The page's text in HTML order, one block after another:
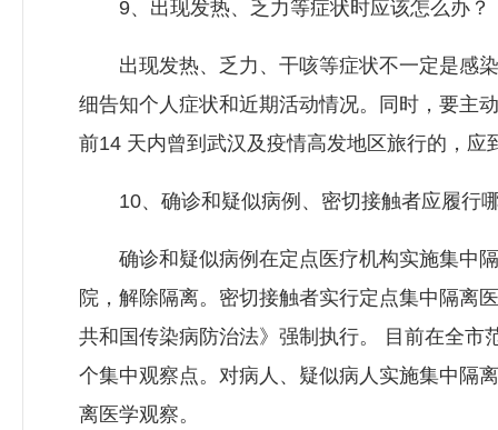
9、出现发热、乏力等症状时应该怎么办？
出现发热、乏力、干咳等症状不一定是感染
细告知个人症状和近期活动情况。同时，要主
前14 天内曾到武汉及疫情高发地区旅行的，
10、确诊和疑似病例、密切接触者应履行
确诊和疑似病例在定点医疗机构实施集中隔
院，解除隔离。密切接触者实行定点集中隔离
共和国传染病防治法》强制执行。 目前在全
个集中观察点。对病人、疑似病人实施集中隔
离医学观察。